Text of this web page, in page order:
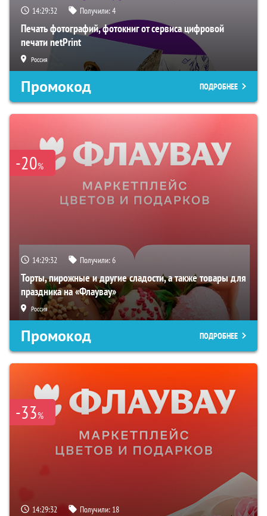
14:29:31 Получили:4
Печать фотографий, фотокниг от сервиса цифровой
печати netPrint
Россия
Промокод ПОДРОБНЕЕ
-20%
14:29:31 Получили:6
Торты, пирожные и другие сладости, а также товары для
праздника на «Флаувау»
Россия
Промокод ПОДРОБНЕЕ
-33%
14:29:31 Получили: 18